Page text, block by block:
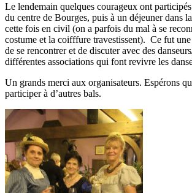
Le lendemain quelques courageux ont
du centre de Bourges, puis à un déjeuner dans
cette fois en civil (on a parfois du mal à se
costume et la coifffure travestissent). Ce fut
de se rencontrer et de discuter avec des
différentes associations qui font revivre les
Un grands merci aux organisateurs. Espérons
participer à d’autres bals.